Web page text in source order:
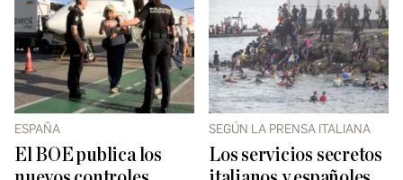
ESPAÑA
El BOE publica los
SEGÚN LA PRENSA ITALIANA
Los servicios secretos